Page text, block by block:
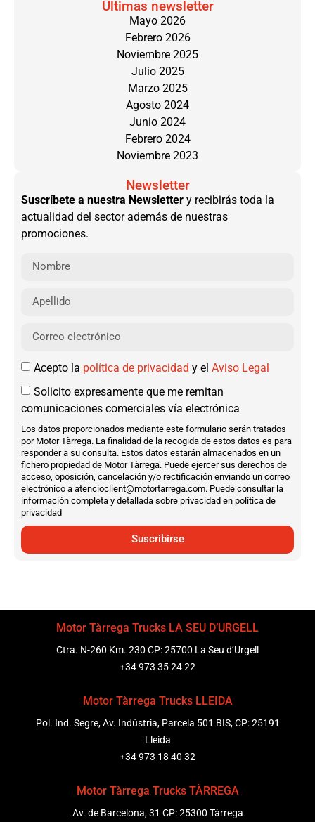
Últimas newsletter
Mayo 2026
Febrero 2026
Noviembre 2025
Julio 2025
Marzo 2025
Agosto 2024
Junio 2024
Febrero 2024
Noviembre 2023
Newsletter
Suscríbete a nuestra Newsletter y recibirás toda la
actualidad del sector además de nuestras
promociones.
Acepto la política de privacidad y el Aviso Legal
Solicito expresamente que me remitan
comunicaciones comerciales vía electrónica
Los datos proporcionados mediante este formulario serán tratados
por Motor Tàrrega. La finalidad de la recogida de estos datos es para
responder a su consulta. Estos datos estarán almacenados en un
fichero propiedad de Motor Tàrrega. Puede ejercer sus derechos de
acceso, oposición, cancelación y/o rectificación enviando un correo
electrónico a atencioclient@motortarrega.com. Puede consultar la
información completa y detallada sobre privacidad en política de
privacidad
Suscribirse
Motor Tàrrega Trucks LA SEU D’URGELL
Ctra. N-260 Km. 230 CP: 25700 La Seu d’Urgell
+34 973 35 24 22
Motor Tàrrega Trucks LLEIDA
Pol. Ind. Segre, Av. Indústria, Parcela 501 BIS, CP: 25191
Lleida
+34 973 18 40 32
Motor Tàrrega Trucks TÀRREGA
Av. de Barcelona, 31 CP: 25300 Tàrrega